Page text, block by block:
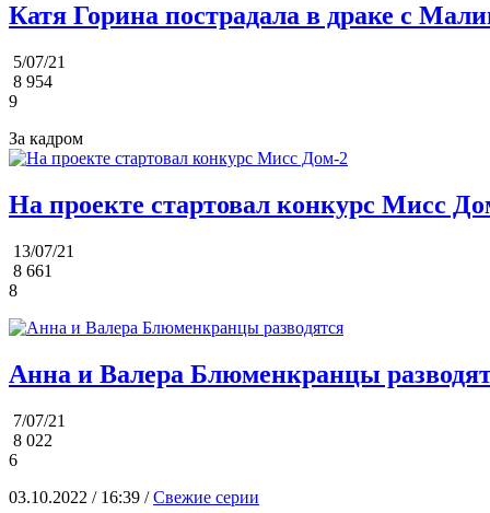
Катя Горина пострадала в драке с
5/07/21
8 954
9
За кадром
На проекте стартовал конкурс Мисс
13/07/21
8 661
8
Анна и Валера Блюменкранцы
7/07/21
8 022
6
03.10.2022 / 16:39 /Свежие серии